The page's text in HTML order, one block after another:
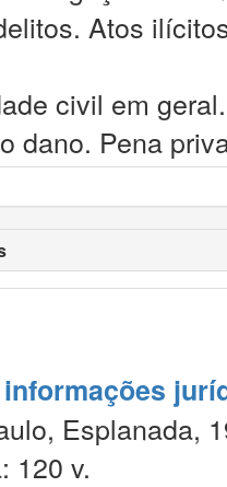
Atos
civil em
dano. Pena
Esplanada,
120 v.